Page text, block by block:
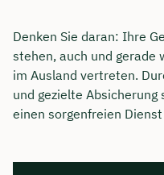
Denken Sie daran: Ihre
stehen, auch und gerade
im Ausland vertreten.
und gezielte
einen sorgenfreien